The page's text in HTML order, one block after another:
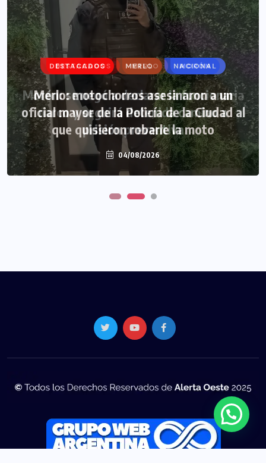
DESTACADOS MERLO NACIONAL
Merlo: motochorros asesinaron a un
oficial mayor de la Policía de la Ciudad al
que quisieron robarle la moto
04/08/2026
DESTACADOS MERLO MORÓN
Morón: se negó a declarar la funcionaria
narco y seguirá detenida camino a
prisión preventiva
04/08/2026